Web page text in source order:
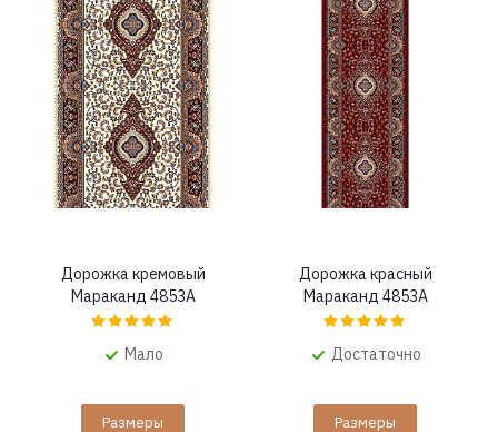
Дорожка кремовый
Мараканд 4853A
Мало
Размеры
Дорожка красный
Мараканд 4853A
Достаточно
Размеры